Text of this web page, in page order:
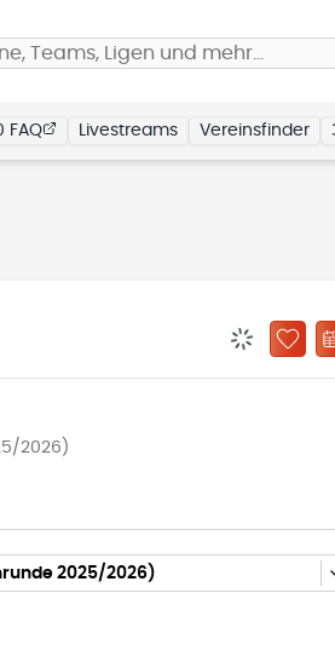
Teams, Ligen und mehr…
FAQ Livestreams Vereinsfinder
ZU
2026)
2025/2026)